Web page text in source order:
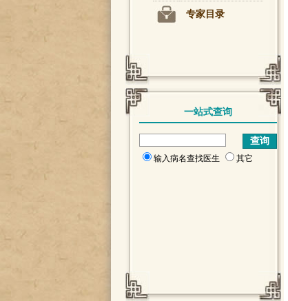
专家目录
一站式查询
输入病名查找医生 其它